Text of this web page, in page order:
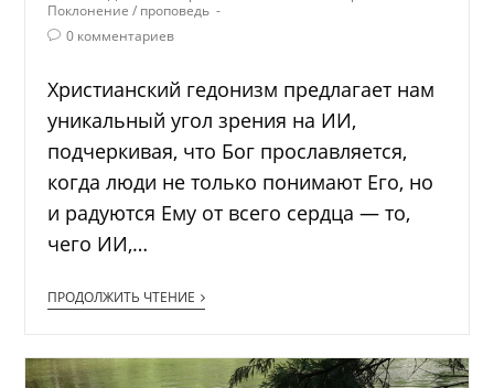
Поклонение / проповедь
0 комментариев
Христианский гедонизм предлагает нам
уникальный угол зрения на ИИ,
подчеркивая, что Бог прославляется,
когда люди не только понимают Его, но
и радуются Ему от всего сердца — то,
чего ИИ,…
ПРОДОЛЖИТЬ ЧТЕНИЕ